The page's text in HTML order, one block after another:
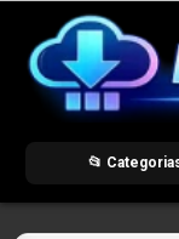
content
📂